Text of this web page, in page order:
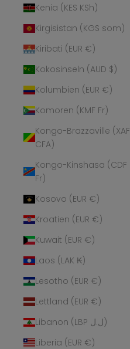
Kenia (KES KSh)
Kirgisistan (KGS som)
Kiribati (EUR €)
Kokosinseln (AUD $)
Kolumbien (EUR €)
Komoren (KMF Fr)
Kongo-Brazzaville (XAF
CFA)
Kongo-Kinshasa (CDF
Fr)
Kosovo (EUR €)
Kroatien (EUR €)
Kuwait (EUR €)
Laos (LAK ₭)
Lesotho (EUR €)
Lettland (EUR €)
Libanon (LBP ل.ل)
Liberia (EUR €)